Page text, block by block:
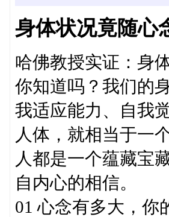
身体状况竟随心
哈佛教授实证：身
你知道吗？我们的
我适应能力、自我
人体，就相当于一
人都是一个蕴藏宝
自内心的相信。
01 心念有多大，你